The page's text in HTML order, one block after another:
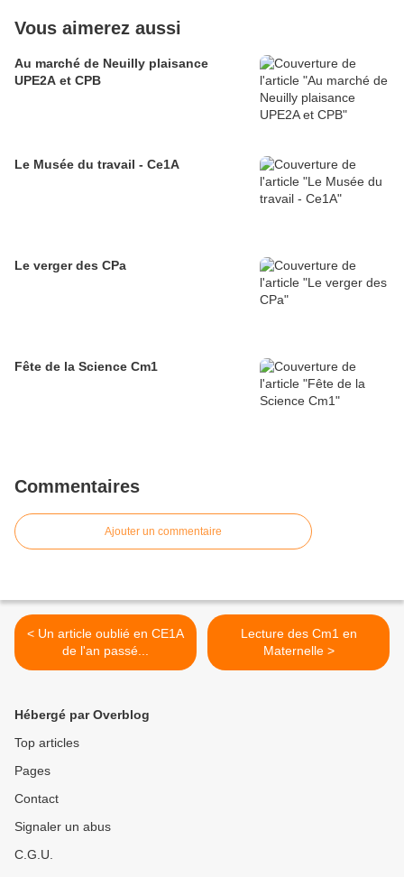
Vous aimerez aussi
Au marché de Neuilly plaisance
UPE2A et CPB
Le Musée du travail - Ce1A
Le verger des CPa
Fête de la Science Cm1
Commentaires
Ajouter un commentaire
< Un article oublié en CE1A
de l'an passé...
Lecture des Cm1 en
Maternelle >
Hébergé par Overblog
Top articles
Pages
Contact
Signaler un abus
C.G.U.